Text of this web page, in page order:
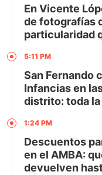
En Vicente
de fotografías
particularidad
5:11 PM
San Fernando
Infancias en
distrito: toda la
1:24 PM
Descuentos
en el AMBA:
devuelven